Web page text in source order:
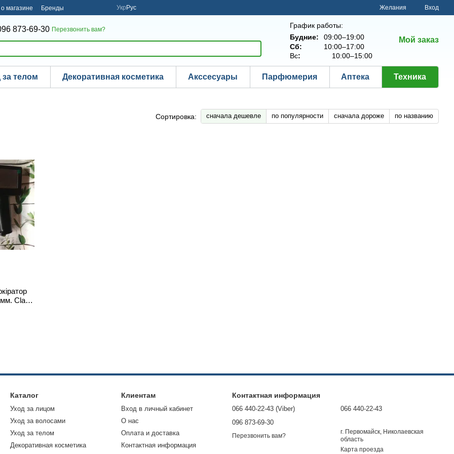
магазине Бренды Укр Рус Желания Вход
873-69-30 Перезвонить вам?
График работы:
Будние:
09:00–19:00
Сб:
10:00–17:00
Вс: 10:00–15:00
Мой заказ
за телом Декоративная косметика Акссесуары Парфюмерия Аптека Техника
Сортировка: сначала дешевле по популярности сначала дороже по названию
Class
для
Каталог
Уход за лицом
Уход за волосами
Уход за телом
Декоративная косметика
Клиентам
Вход в личный кабинет
О нас
Оплата и доставка
Контактная информация
Контактная информация
066 440-22-43 (Viber)
096 873-69-30
Перезвонить вам?
066 440-22-43
г. Первомайск, Николаевская
область
Карта проезда